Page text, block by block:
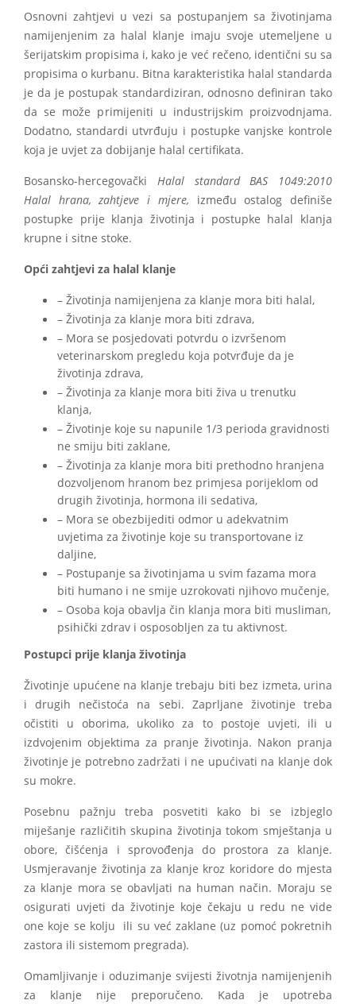
Osnovni zahtjevi u vezi sa postupanjem sa životinjama
namijenjenim za halal klanje imaju svoje utemeljene u
šerijatskim propisima i, kako je već rečeno, identični su sa
propisima o kurbanu. Bitna karakteristika halal standarda
je da je postupak standardiziran, odnosno definiran tako
da se može primijeniti u industrijskim proizvodnjama.
Dodatno, standardi utvrđuju i postupke vanjske kontrole
koja je uvjet za dobijanje halal certifikata.
Bosansko-hercegovački Halal standard BAS 1049:2010
Halal hrana, zahtjeve i mjere, između ostalog definiše
postupke prije klanja životinja i postupke halal klanja
krupne i sitne stoke.
Opći zahtjevi za halal klanje
– Životinja namijenjena za klanje mora biti halal,
– Životinja za klanje mora biti zdrava,
– Mora se posjedovati potvrdu o izvršenom
veterinarskom pregledu koja potvrđuje da je
životinja zdrava,
– Životinja za klanje mora biti živa u trenutku
klanja,
– Životinje koje su napunile 1/3 perioda gravidnosti
ne smiju biti zaklane,
– Životinja za klanje mora biti prethodno hranjena
dozvoljenom hranom bez primjesa porijeklom od
drugih životinja, hormona ili sedativa,
– Mora se obezbijediti odmor u adekvatnim
uvjetima za životinje koje su transportovane iz
daljine,
– Postupanje sa životinjama u svim fazama mora
biti humano i ne smije uzrokovati njihovo mučenje,
– Osoba koja obavlja čin klanja mora biti musliman,
psihički zdrav i osposobljen za tu aktivnost.
Postupci prije klanja životinja
Životinje upućene na klanje trebaju biti bez izmeta, urina
i drugih nečistoća na sebi. Zaprljane životinje treba
očistiti u oborima, ukoliko za to postoje uvjeti, ili u
izdvojenim objektima za pranje životinja. Nakon pranja
životinje je potrebno zadržati i ne upućivati na klanje dok
su mokre.
Posebnu pažnju treba posvetiti kako bi se izbjeglo
miješanje različitih skupina životinja tokom smještanja u
obore, čišćenja i sprovođenja do prostora za klanje.
Usmjeravanje životinja za klanje kroz koridore do mjesta
za klanje mora se obavljati na human način. Moraju se
osigurati uvjeti da životinje koje čekaju u redu ne vide
one koje se kolju ili su već zaklane (uz pomoć pokretnih
zastora ili sistemom pregrada).
Omamljivanje i oduzimanje svijesti životnja namijenjenih
za klanje nije preporučeno. Kada je upotreba